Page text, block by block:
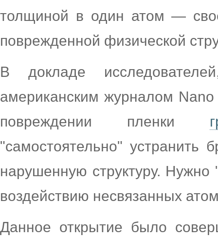
толщиной в один атом —
поврежденной физической
В докладе
американским журналом
повреждении пленки
"самостоятельно" устранить
нарушенную структуру. Нужно
воздействию несвязанных
Данное открытие было